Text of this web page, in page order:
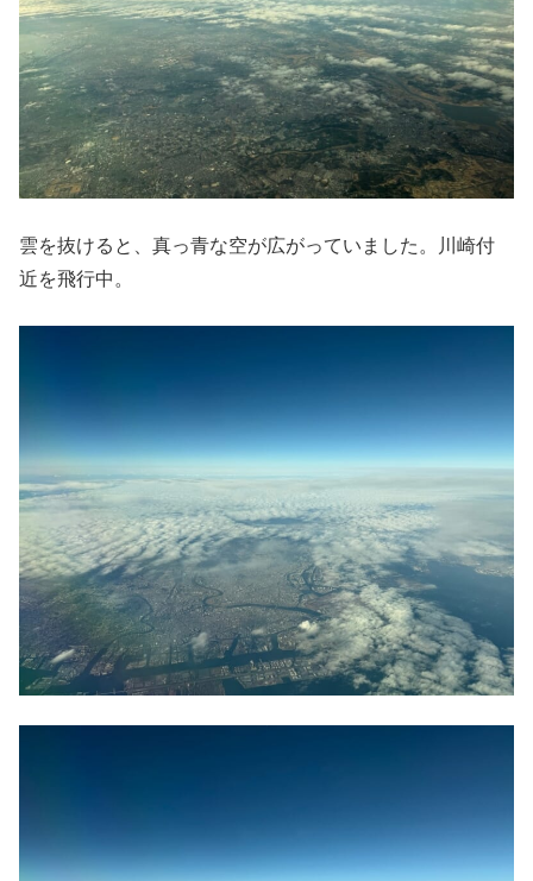
雲を抜けると、真っ青な空が広がっていました。川崎付
近を飛行中。